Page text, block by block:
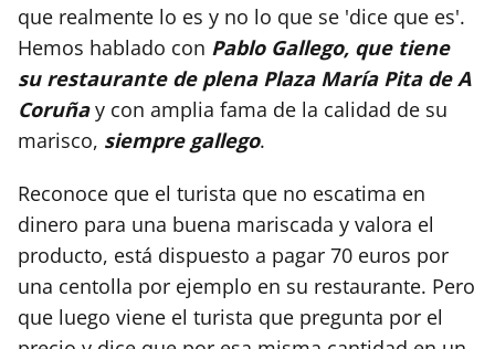
que realmente lo es y no lo que se 'dice que es'.
Hemos hablado con Pablo Gallego, que tiene
su restaurante de plena Plaza María Pita de A
Coruñay con amplia fama de la calidad de su
marisco, siempre gallego.
Reconoce que el turista que no escatima en
dinero para una buena mariscada y valora el
producto, está dispuesto a pagar 70 euros por
una centolla por ejemplo en su restaurante. Pero
que luego viene el turista que pregunta por el